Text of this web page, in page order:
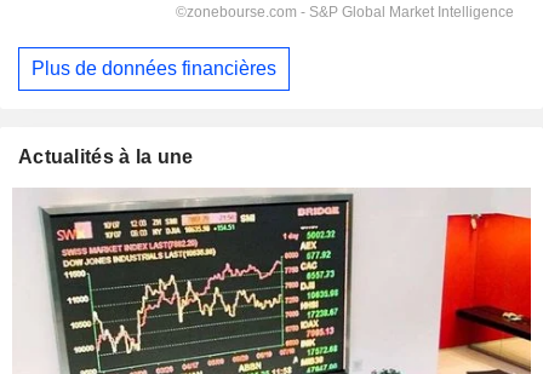
Plus de données financières
Actualités à la une